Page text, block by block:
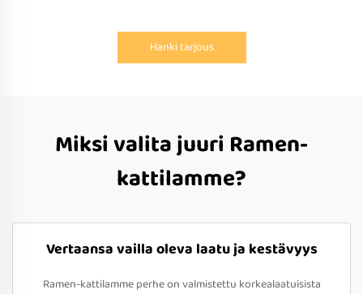
Hanki tarjous
Miksi valita juuri Ramen-
kattilamme?
Vertaansa vailla oleva laatu ja kestävyys
Ramen-kattilamme perhe on valmistettu korkealaatuisista